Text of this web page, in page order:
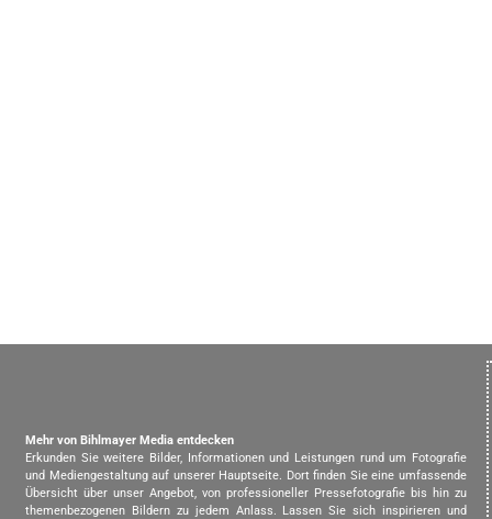
Mehr von Bihlmayer Media entdecken
Erkunden Sie weitere Bilder, Informationen und Leistungen rund um Fotografie
und Mediengestaltung auf unserer Hauptseite. Dort finden Sie eine umfassende
Übersicht über unser Angebot, von professioneller Pressefotografie bis hin zu
themenbezogenen Bildern zu jedem Anlass. Lassen Sie sich inspirieren und